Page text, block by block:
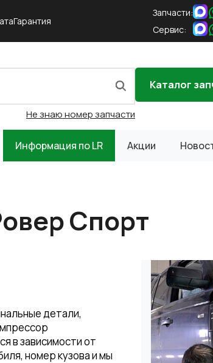
Гарантия
Запчасти:
Сервис:
Не знаю номер запчасти
Каталог
Информация по LR Акции
Спорт
детали,
в зависимости от
номер кузова и мы